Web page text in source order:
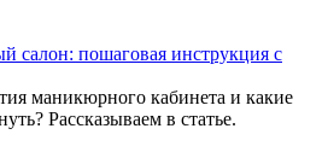
салон: пошаговая инструкция с
маникюрного кабинета и какие
Рассказываем в статье.